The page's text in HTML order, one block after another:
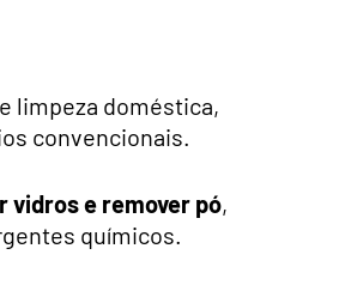
limpeza doméstica,
convencionais.
e remover pó,
químicos.